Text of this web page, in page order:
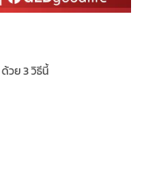
วย 3 วิธีนี้